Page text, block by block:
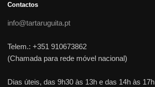
Contactos
info@tartaruguita.pt
Telem.: +351 910673862
(Chamada para rede móvel nacional)
Dias úteis, das 9h30 às 13h e das 14h às 17h